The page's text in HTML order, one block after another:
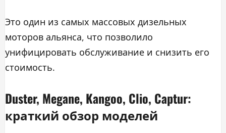
Это один из самых массовых дизельных
моторов альянса, что позволило
унифицировать обслуживание и снизить его
стоимость.
Duster, Megane, Kangoo, Clio, Captur:
краткий обзор моделей